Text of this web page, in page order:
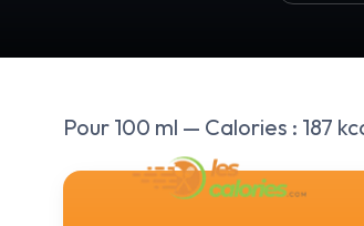
Pour 100 ml — Calories : 187